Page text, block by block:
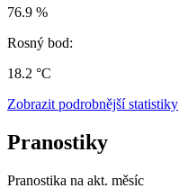
76.9 %
Rosný bod:
18.2 °C
Zobrazit podrobnější statistiky
Pranostiky
Pranostika na akt. měsíc